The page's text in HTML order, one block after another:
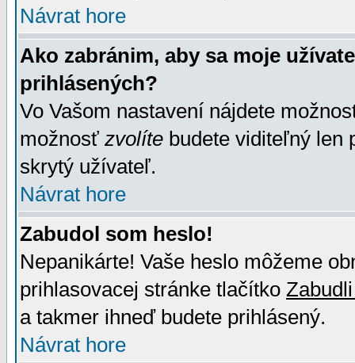
Návrat hore
Ako zabránim, aby sa moje
prihlásených?
Vo Vašom nastavení nájdete
možnosť zvolíte budete viditeľný len
skrytý užívateľ.
Návrat hore
Zabudol som heslo!
Nepanikárte! Vaše heslo môžeme
prihlasovacej stránke tlačítko
a takmer ihneď budete prihlásený.
Návrat hore